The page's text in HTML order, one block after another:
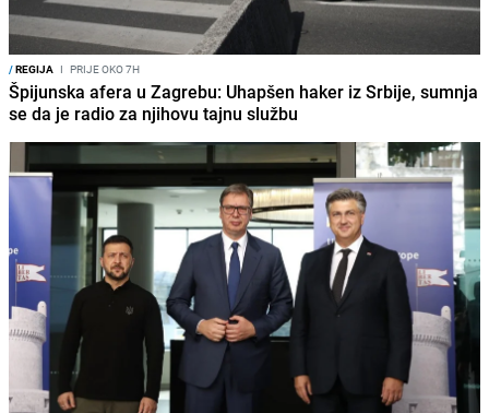
/REGIJA I PRIJE OKO 7H
Špijunska afera u Zagrebu: Uhapšen haker iz Srbije, sumnja
se da je radio za njihovu tajnu službu